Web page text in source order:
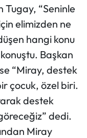
Tugay, “Seninle
elimizden ne
hangi konu
Başkan
“Miray, destek
çocuk, özel biri.
destek
dedi.
Miray